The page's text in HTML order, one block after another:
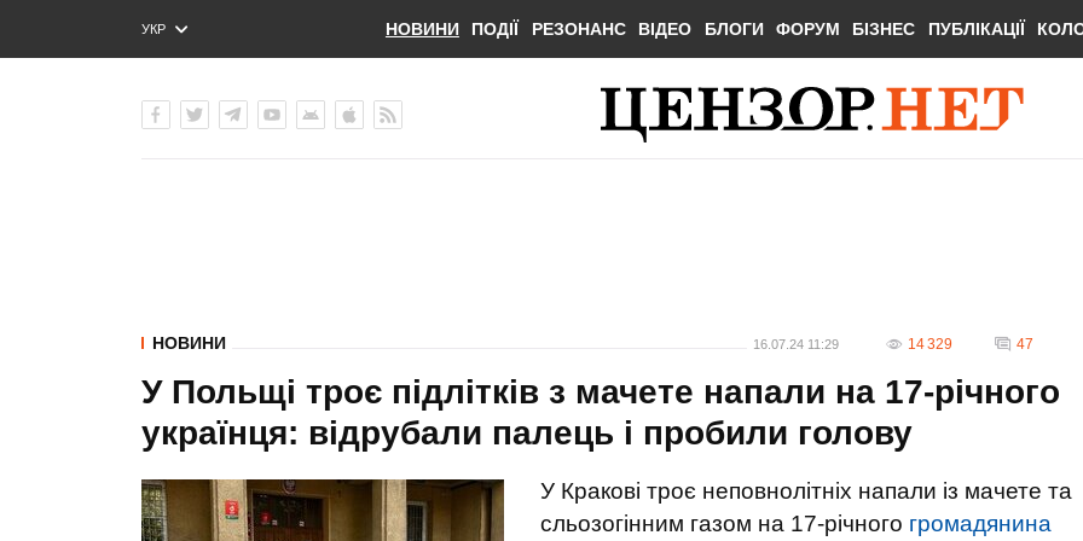
УКР
ENG
НОВИНИ ПОДІЇ РЕЗОНАНС ВІДЕО БЛОГИ ФОРУМ БІЗНЕС ПУБЛІКАЦІЇ
НОВИНИ 16.07.24 11:29 14 329 47
У Польщі троє підлітків з мачете напали на 17-річного
українця: відрубали палець і пробили голову
У Кракові троє неповнолітніх напали із мачете та
сльозогінним газом на 17-річного громадянина